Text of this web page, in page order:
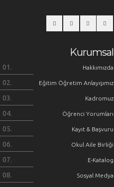
Kurumsal
Hakkımızda
Eğitim Öğretim Anlayışımız
Kadromuz
Öğrenci Yorumları
Kayıt & Başvuru
Okul Aile Birliği
E-Katalog
Sosyal Medya